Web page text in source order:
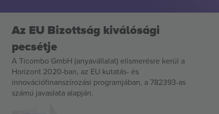
Az EU Bizottság kiválósági
pecsétje
A Ticombo GmbH (anyavállalat) elismerésre kerül a
Horizont 2020-ban, az EU kutatás- és
innovációfinanszírozási programjában, a 782393-as
számú javaslata alapján.